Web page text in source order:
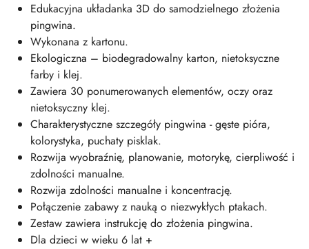
Edukacyjna układanka 3D do samodzielnego złożenia
pingwina.
Wykonana z kartonu.
Ekologiczna – biodegradowalny karton, nietoksyczne
farby i klej.
Zawiera 30 ponumerowanych elementów, oczy oraz
nietoksyczny klej.
Charakterystyczne szczegóły pingwina - gęste pióra,
kolorystyka, puchaty pisklak.
Rozwija wyobraźnię, planowanie, motorykę, cierpliwość i
zdolności manualne.
Rozwija zdolności manualne i koncentrację.
Połączenie zabawy z nauką o niezwykłych ptakach.
Zestaw zawiera instrukcję do złożenia pingwina.
Dla dzieci w wieku 6 lat +